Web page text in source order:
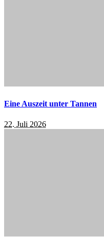
Eine Auszeit unter Tannen
22. Juli 2026